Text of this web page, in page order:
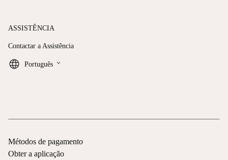
ASSISTÊNCIA
Contactar a Assistência
Português keyboard_arrow_down
Métodos de pagamento
Obter a aplicação